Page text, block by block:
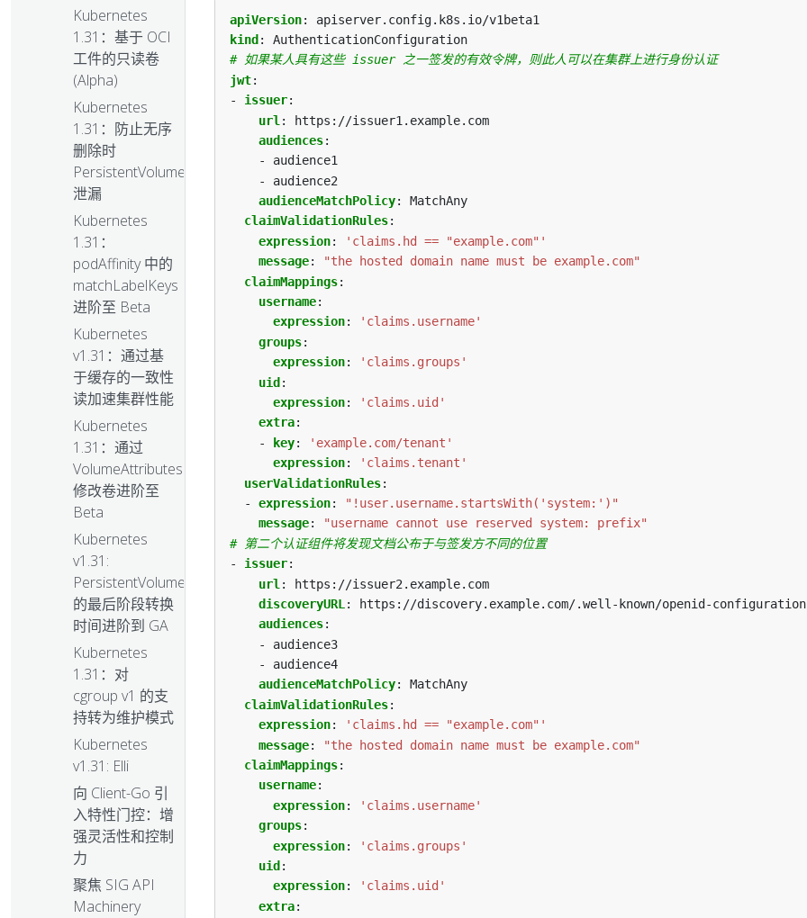
Kubernetes
1.31：基于 OCI
工件的只读卷
(Alpha)
Kubernetes
1.31：防止无序
删除时
PersistentVolume
泄漏
Kubernetes
1.31：
podAffinity 中的
matchLabelKeys
进阶至 Beta
Kubernetes
v1.31：通过基
于缓存的一致性
读加速集群性能
Kubernetes
1.31：通过
VolumeAttributesClass
修改卷进阶至
Beta
Kubernetes
v1.31:
PersistentVolume
的最后阶段转换
时间进阶到 GA
Kubernetes
1.31：对
cgroup v1 的支
持转为维护模式
Kubernetes
v1.31: Elli
向 Client-Go 引
入特性门控：增
强灵活性和控制
力
聚焦 SIG API
Machinery
apiVersion:
apiserver.config.k8s.io/v1beta1
kind :
AuthenticationConfiguration
# 如果某人具有这些 issuer 之一签发的有效令牌，则此人可以在集群上进行身份认证
jwt:
- issuer:
url :
https://issuer1.example.com
audiences:
- audience1
- audience2
audienceMatchPolicy:
MatchAny
claimValidationRules:
expression:
'claims.hd == "example.com"'
message:
"the hosted domain name must be example.com"
claimMappings:
username:
expression:
'claims.username'
groups:
expression:
'claims.groups'
uid :
expression:
'claims.uid'
extra:
-
key:
'example.com/tenant'
expression:
'claims.tenant'
userValidationRules:
- expression:
"!user.username.startsWith('system:')"
message:
"username cannot use reserved system: prefix"
# 第二个认证组件将发现文档公布于与签发方不同的位置
- issuer:
url :
https://issuer2.example.com
discoveryURL :
https://discovery.example.com/.well-known/openid-configuration
audiences:
- audience3
- audience4
audienceMatchPolicy:
MatchAny
claimValidationRules:
expression:
'claims.hd == "example.com"'
message:
"the hosted domain name must be example.com"
claimMappings:
username:
expression:
'claims.username'
groups:
expression:
'claims.groups'
uid :
expression:
'claims.uid'
extra: